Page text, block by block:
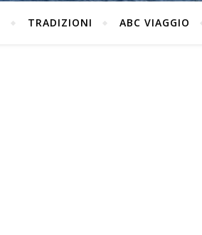
TRADIZIONI ABC VIAGGIO